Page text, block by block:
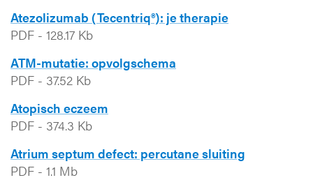
Atezolizumab (Tecentriq®): je therapie
PDF - 128.17 Kb
ATM-mutatie: opvolgschema
PDF - 37.52 Kb
Atopisch eczeem
PDF - 374.3 Kb
Atrium septum defect: percutane sluiting
PDF - 1.1 Mb